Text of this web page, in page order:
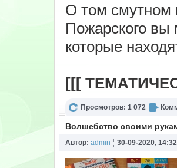
О том смутном
Пожарского вы
которые
[[[
Просмотров: 1 072
Волшебство своими
Автор: admin 30-09-2020, 14:32